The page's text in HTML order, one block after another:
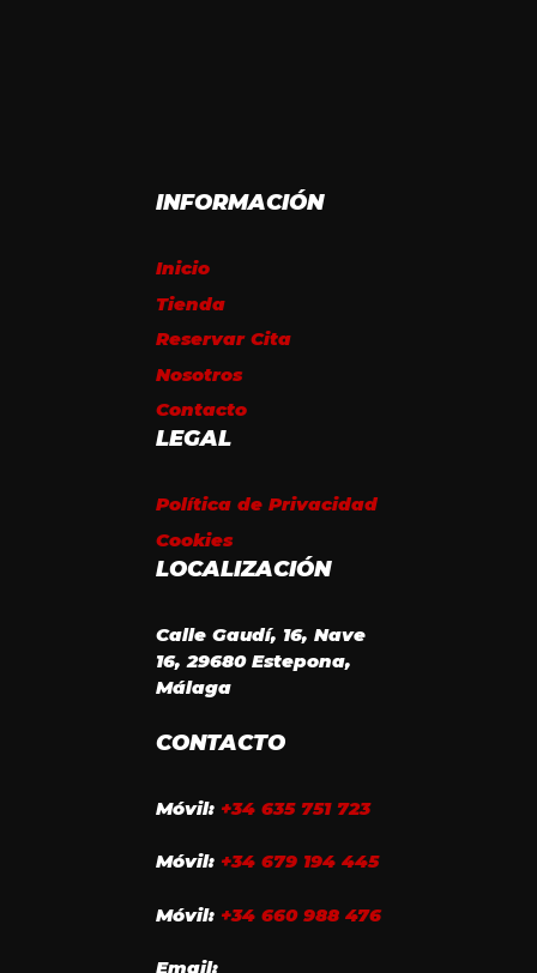
INFORMACIÓN
Inicio
Tienda
Reservar Cita
Nosotros
Contacto
LEGAL
Política de Privacidad
Cookies
LOCALIZACIÓN
Calle Gaudí, 16, Nave
16, 29680 Estepona,
Málaga
CONTACTO
Móvil: +34 635 751 723
Móvil: +34 679 194 445
Móvil: +34 660 988 476
Email: